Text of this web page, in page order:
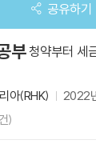
공유하기
부청약부터 세
아(RHK) 2022
)